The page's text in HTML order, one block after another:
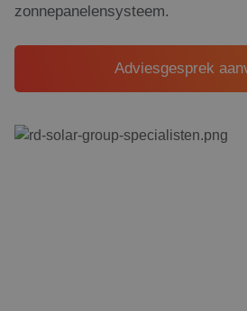
zonnepanelensysteem.
Adviesgesprek